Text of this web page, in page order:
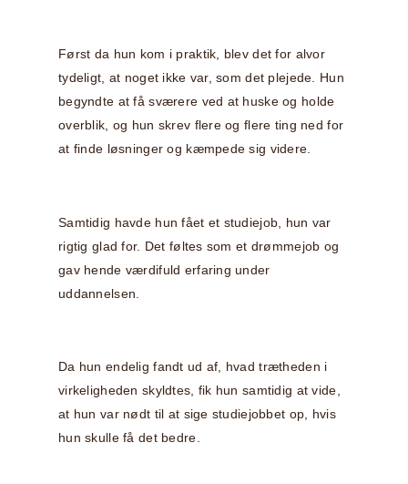
Først da hun kom i praktik, blev det for alvor
tydeligt, at noget ikke var, som det plejede. Hun
begyndte at få sværere ved at huske og holde
overblik, og hun skrev flere og flere ting ned for
at finde løsninger og kæmpede sig videre.
Samtidig havde hun fået et studiejob, hun var
rigtig glad for. Det føltes som et drømmejob og
gav hende værdifuld erfaring under
uddannelsen.
Da hun endelig fandt ud af, hvad trætheden i
virkeligheden skyldtes, fik hun samtidig at vide,
at hun var nødt til at sige studiejobbet op, hvis
hun skulle få det bedre.